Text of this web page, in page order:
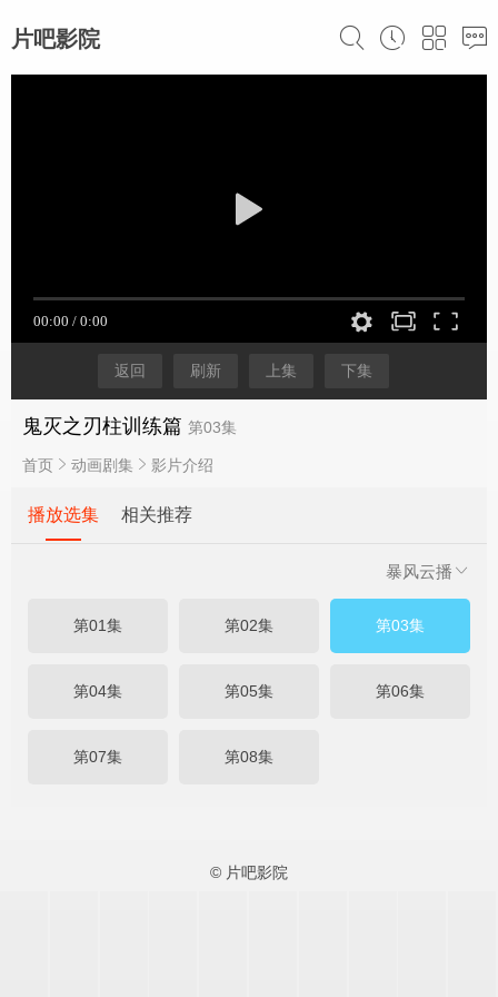
片吧影院
返回 刷新 上集 下集
鬼灭之刃柱训练篇 第03集
首页 动画剧集 影片介绍
播放选集 相关推荐
暴风云播
第01集 第02集 第03集
第04集 第05集 第06集
第07集 第08集
© 片吧影院